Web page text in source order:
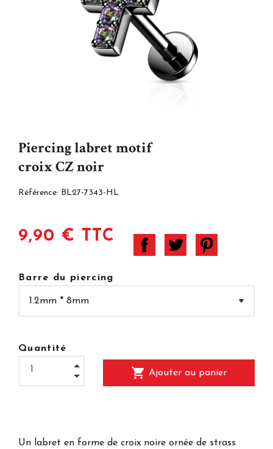
Piercing labret motif
croix CZ noir
Référence: BL27-7343-HL
9,90 € TTC
Barre du piercing
Quantité
shopping_cart Ajouter au panier
Un labret en forme de croix noire ornée de strass